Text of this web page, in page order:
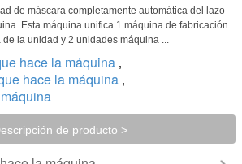
de máscara completamente automática del lazo
Esta máquina unifica 1 máquina de fabricación
la unidad y 2 unidades máquina ...
hace la máquina ,
hace la máquina ,
de producto >